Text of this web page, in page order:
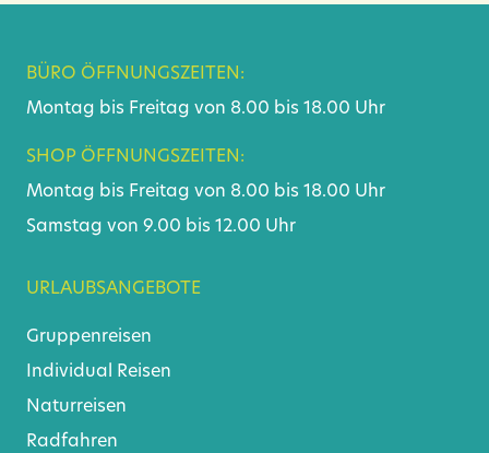
BÜRO ÖFFNUNGSZEITEN:
Montag bis Freitag von 8.00 bis 18.00 Uhr
SHOP ÖFFNUNGSZEITEN:
Montag bis Freitag von 8.00 bis 18.00 Uhr
Samstag von 9.00 bis 12.00 Uhr
URLAUBSANGEBOTE
Gruppenreisen
Individual Reisen
Naturreisen
Radfahren